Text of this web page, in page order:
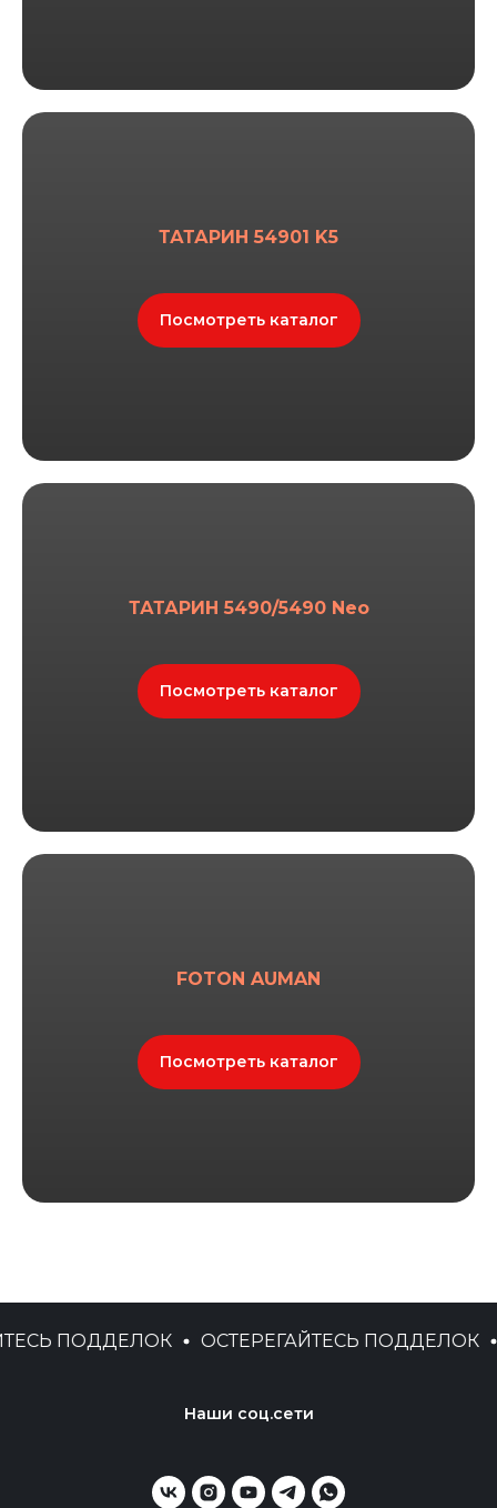
ТАТАРИН 54901 K5
Посмотреть каталог
ТАТАРИН 5490/5490 Neo
Посмотреть каталог
FOTON AUMAN
Посмотреть каталог
ПОДДЕЛОК ОСТЕРЕГАЙТЕСЬ ПОДДЕЛОК
Наши соц.сети